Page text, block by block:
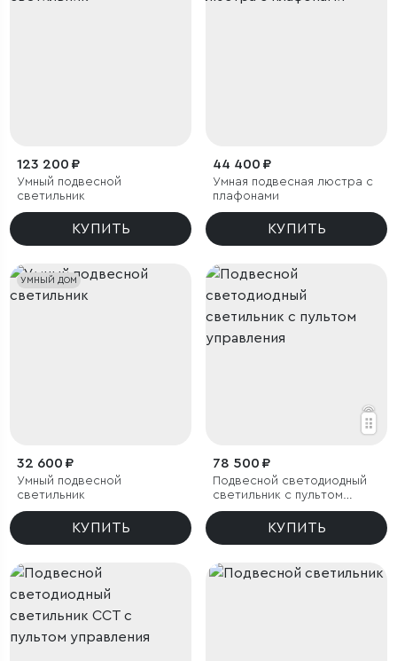
123 200 ₽
Умный подвесной
светильник
КУПИТЬ
44 400 ₽
Умная подвесная люстра с
плафонами
КУПИТЬ
УМНЫЙ ДОМ
32 600 ₽
Умный подвесной
светильник
КУПИТЬ
78 500 ₽
Подвесной светодиодный
светильник с пультом
управления
КУПИТЬ